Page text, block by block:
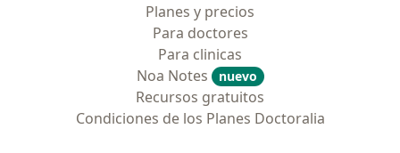
Planes y precios
Para doctores
Para clinicas
Noa Notes
nuevo
Recursos gratuitos
Condiciones de los Planes Doctoralia